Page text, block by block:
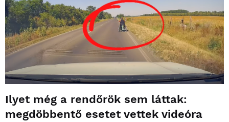
Ilyet még a rendőrök sem láttak:
megdöbbentő esetet vettek videóra